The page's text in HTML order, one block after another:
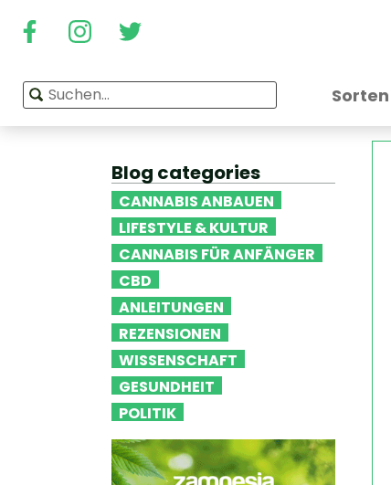
Sorten
Blog categories
CANNABIS ANBAUEN
LIFESTYLE & KULTUR
CANNABIS FÜR ANFÄNGER
CBD
ANLEITUNGEN
REZENSIONEN
WISSENSCHAFT
GESUNDHEIT
POLITIK